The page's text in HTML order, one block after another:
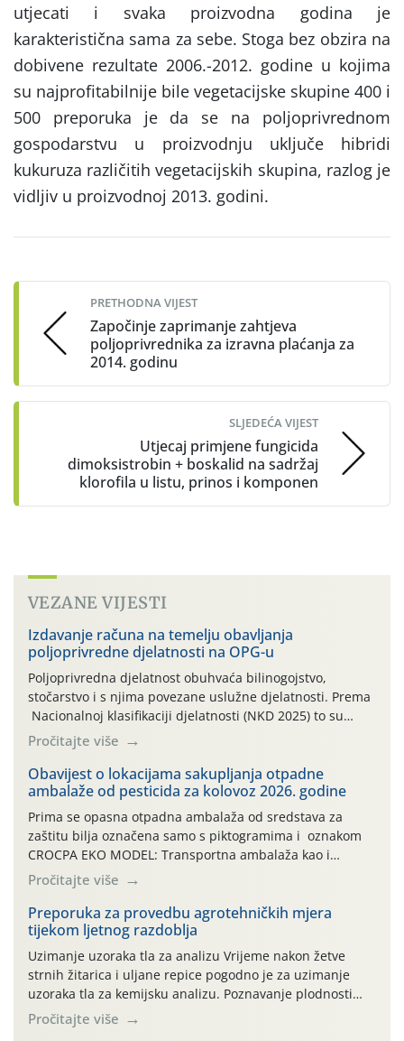
utjecati i svaka proizvodna godina je
karakteristična sama za sebe. Stoga bez obzira na
dobivene rezultate 2006.-2012. godine u kojima
su najprofitabilnije bile vegetacijske skupine 400 i
500 preporuka je da se na poljoprivrednom
gospodarstvu u proizvodnju uključe hibridi
kukuruza različitih vegetacijskih skupina, razlog je
vidljiv u proizvodnoj 2013. godini.
navigation
PRETHODNA VIJEST
Započinje zaprimanje zahtjeva
poljoprivrednika za izravna plaćanja za
2014. godinu
SLJEDEĆA VIJEST
Utjecaj primjene fungicida
dimoksistrobin + boskalid na sadržaj
klorofila u listu, prinos i komponen
VEZANE VIJESTI
Izdavanje računa na temelju obavljanja
poljoprivredne djelatnosti na OPG-u
Poljoprivredna djelatnost obuhvaća bilinogojstvo,
stočarstvo i s njima povezane uslužne djelatnosti. Prema
Nacionalnoj klasifikaciji djelatnosti (NKD 2025) to su
skupne 01.1, 01.2, 01.3, 01.4, 01.5 i 01.6. Djelatnost
prerade poljoprivrednih proizvoda je svako djelovanje na
poljoprivredni proizvod čiji je rezultat proizvod koji
također može biti poljoprivredni proizvod poput npr.
maslinovog ulja, bučinog ulja, vino od […]
Pročitajte više
Obavijest o lokacijama sakupljanja otpadne
ambalaže od pesticida za kolovoz 2026. godine
Prima se opasna otpadna ambalaža od sredstava za
zaštitu bilja označena samo s piktogramima i oznakom
CROCPA EKO MODEL: Transportna ambalaža kao i
ambalaža drugih proizvoda koji nisu sredstva za zaštitu
bilja (npr. ambalaža od mineralnih gnojiva,) se ne
prihvaća. Korisnicima je osiguran besplatni povrat
prazne ambalaže isključivo ovih tvrtki: AGROCHEM-MAKS,
AGRONOM, ALBAUGH TKI* (PINUS […]
Pročitajte više
Preporuka za provedbu agrotehničkih mjera
tijekom ljetnog razdoblja
Uzimanje uzoraka tla za analizu Vrijeme nakon žetve
strnih žitarica i uljane repice pogodno je za uzimanje
uzoraka tla za kemijsku analizu. Poznavanje plodnosti
parcele temelj je za pravilnu gnojidbu. Samo
izbalansiranom i pravodobnom gnojidbom možemo
Pročitajte više